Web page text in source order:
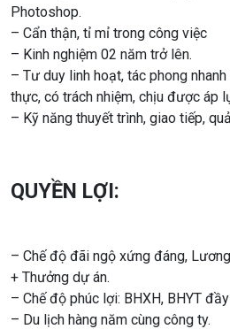
Photoshop.
– Cẩn thận, tỉ mỉ trong công việc
– Kinh nghiệm 02 năm trở lên.
– Tư duy linh hoạt, tác phong nhanh
thực, có trách nhiệm, chịu được áp
– Kỹ năng thuyết trình, giao tiếp,
QUYỀN LỢI:
– Chế độ đãi ngộ xứng đáng,
+ Thưởng dự án.
– Chế độ phúc lợi: BHXH, BHYT
– Du lịch hàng năm cùng công ty.